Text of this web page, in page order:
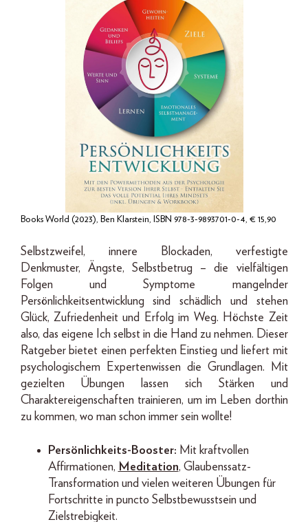
Books World (2023), Ben Klarstein, ISBN 978-3-9893701-0-4, € 15,90
Selbstzweifel, innere Blockaden, verfestigte
Denkmuster, Ängste, Selbstbetrug – die vielfältigen
Folgen und Symptome mangelnder
Persönlichkeitsentwicklung sind schädlich und stehen
Glück, Zufriedenheit und Erfolg im Weg. Höchste Zeit
also, das eigene Ich selbst in die Hand zu nehmen. Dieser
Ratgeber bietet einen perfekten Einstieg und liefert mit
psychologischem Expertenwissen die Grundlagen. Mit
gezielten Übungen lassen sich
Stärken und
Charaktereigenschaften trainieren, um im Leben dorthin
zu kommen, wo man schon immer sein wollte!
Persönlichkeits-Booster: Mit kraftvollen
Affirmationen, Meditation, Glaubenssatz-
Transformation und vielen weiteren Übungen für
Fortschritte in puncto Selbstbewusstsein und
Zielstrebigkeit.